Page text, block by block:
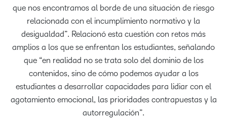
que nos encontramos al borde de una situación de riesgo
relacionada con el incumplimiento normativo y la
desigualdad”. Relacionó esta cuestión con retos más
amplios a los que se enfrentan los estudiantes, señalando
que “en realidad no se trata solo del dominio de los
contenidos, sino de cómo podemos ayudar a los
estudiantes a desarrollar capacidades para lidiar con el
agotamiento emocional, las prioridades contrapuestas y la
autorregulación”.